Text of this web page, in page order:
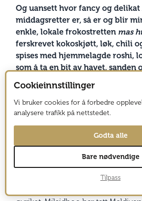
Og uansett hvor fancy og delikat
middagsretter er, så er og blir
enkle, lokale frokostretten mas
ferskrevet kokoskjøtt, løk, chili
spises med hjemmelagde roshi,
som å ta en bit av havet, sanden
LES OGSÅ: VERDENS BESTE
Back to basic
Skjønnhet kommer fra innsiden,
de fineste strendene, nydelig
beliggenhet, men ville ikke være
varme og gjestfrihet. De minner
Cookieinnstillinger
Vi bruker cookies for å forbedre
analysere trafikk på nettstedet.
Godta alle
Bare nødvendige
Tilpass